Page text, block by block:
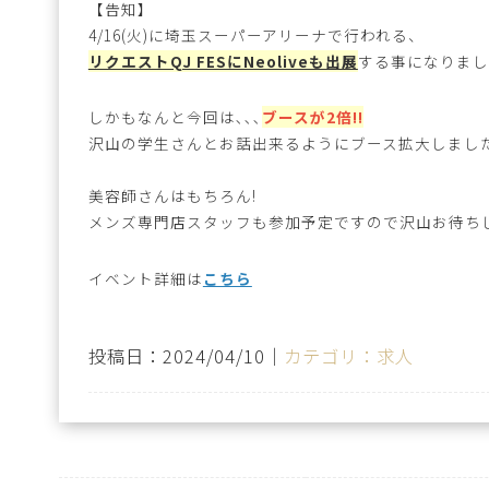
【告知】
4/16(火)に埼玉スーパーアリーナで行われる、
リクエストQJ FESにNeoliveも出展する事になりま
しかもなんと今回は､､､ ブースが2倍!!
沢山の学生さんとお話出来るようにブース拡大しまし
美容師さんはもちろん!
メンズ専門店スタッフも参加予定ですので沢山お待ち
イベント詳細は こちら
投稿日：2024/04/10｜ カテゴリ：求人